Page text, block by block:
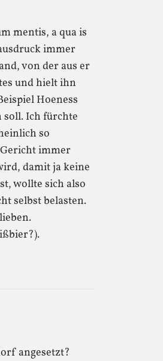
mentis, a qua is
immer
von der aus er
und hielt ihn
Hoeness
soll. Ich fürchte
so
immer
damit ja keine
wollte sich also
selbst belasten.
angesetzt?